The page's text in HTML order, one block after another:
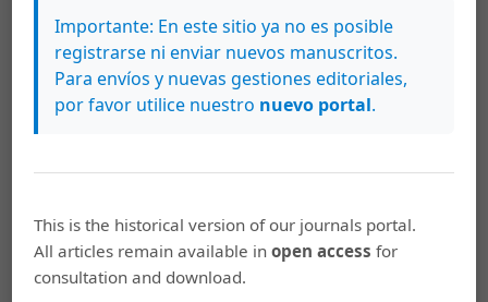
Cundinamarca
PDF (Español (España))
HTML (Español (España))
XML (Español (España))
Jaime Alonso Caravaca Morera
Battlefield: Social Representations of
Importante: En este sitio ya no es posible
registrarse ni enviar nuevos manuscritos.
Para envíos y nuevas gestiones editoriales,
por favor utilice nuestro nuevo portal.
This is the historical version of our journals portal.
All articles remain available inopen access for
consultation and download.